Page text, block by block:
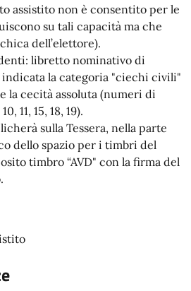
assistito non è consentito per le
su tali capacità ma che
dell’elettore).
libretto nominativo di
indicata la categoria "ciechi civili"
la cecità assoluta (numeri di
11, 15, 18, 19).
sulla Tessera, nella parte
dello spazio per i timbri del
timbro “AVD" con la firma del